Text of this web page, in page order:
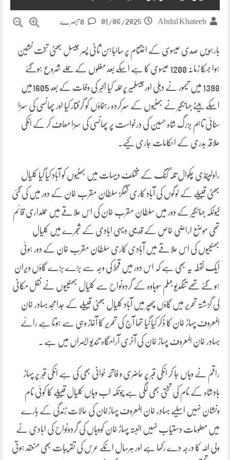
Abdul Khateeb
01/06/2025
بارہویں صدی عیسوی کے اختتام پر سالباہن ثانی پسر جیسل بھٹی تخت نشین
ہوا جسکا زمانہ 1200 عیسوی کا ہے اسکے بعد مغلوں کے حملے شروع ہوگئے
1398 میں تیمور نے دہلی اورجیسلمیر پرحملہ کیا اکبر کی وفات کے بعد 1605میں
اسکے بیٹے جہانگیر نے بھٹیوں کے سرکردہ رہنماؤں کو گرفتار کیا اور پھانسی کی سزا
سنائی تاہم بزرگ شاہ حسین کی درخواست پر پھانسی کی سزا معاف کر کے انکی
علاقہ بدری کے احکامات جاری کیے۔
راولپنڈی چکوال تلہ گنگ کے مختلف دیہات میں بھٹیوں کو آباد کیا گیا کلیال
بھٹی قبیلے کے لوگوں کی آباد کاری گھگڑ سلطان مقرب خان کے دور میں کی گئی
کیونکہ جہانگیر کے دور میں سلطان مقرب خان کی اس علاقے میں عملداری قائم
تھی موضع اراضی خاص کے قدیمی دیہی ابادی کے شجرے میں کلیال
بھٹییوں کی اس علاقے میں آبادی کاری سلطان مقرب خان کے دور ہوئی
ایک نقطہ یہ بھی ہے کہ اس دور میں قحط کی وجہ سے بڑے بڑے گاؤں ویران
ہو گئے تھے تنگدیو جہلم سوہاوہ کے گردونواح سے کلیال بھٹییوں نے نقل مکانی
کی گزشتہ تحریر میں گاؤں چھپر میں آباد کلیال بھٹی قبیلے کے جدامجد بہادر خان
المعروف پہاڑ خان کا ذکر کیا گیا تھا آج کی تحریر کا آغاز وہی سے ہوتا ہے رائے
بہادر خان المعروف پہاڑ خان کی آخری آرامگاہ تندیو ایسراں میں ہے ۔
راقم نے وہاں جا کر انکی قبر پر حاضری و فاتحہ خوانی بھی کی ہے انکی قبر پر پہاڑ
بادشاہ کے نام کی تختی بھی لگی ہے چونکہ اب وہاں کلیال قبیلے کا کوئی نام
ونشان نہیں اسلیے بہادر خان المعروف پہاڑخان کی حالات زندگی کے بارے
میں معلومات دستیاب نہیں البتہ پہاڑ خان کووہاں کی گردونواح کی ابادی نے
ولی اللہ کا درجہ دے رکھا ہے اور ہرسال انکے عرس کی تقریبات بھی منعقد ہوتی